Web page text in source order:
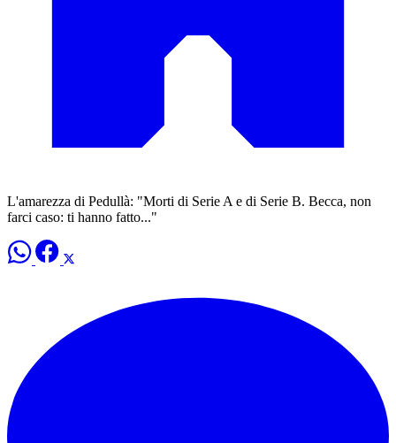
L'amarezza di Pedullà: "Morti di Serie A e di Serie B. Becca, non
farci caso: ti hanno fatto..."